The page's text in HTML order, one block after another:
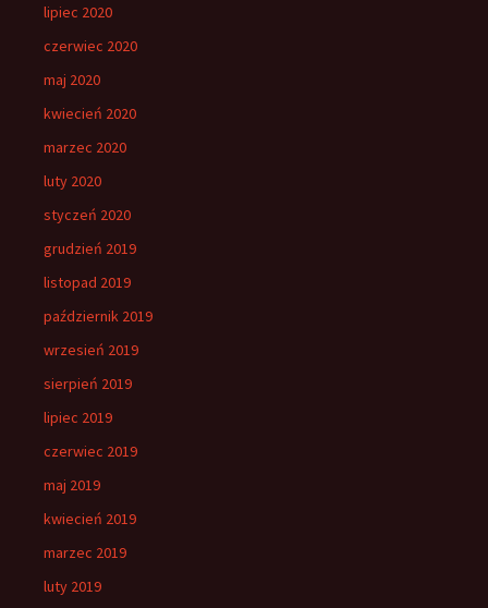
lipiec 2020
czerwiec 2020
maj 2020
kwiecień 2020
marzec 2020
luty 2020
styczeń 2020
grudzień 2019
listopad 2019
październik 2019
wrzesień 2019
sierpień 2019
lipiec 2019
czerwiec 2019
maj 2019
kwiecień 2019
marzec 2019
luty 2019